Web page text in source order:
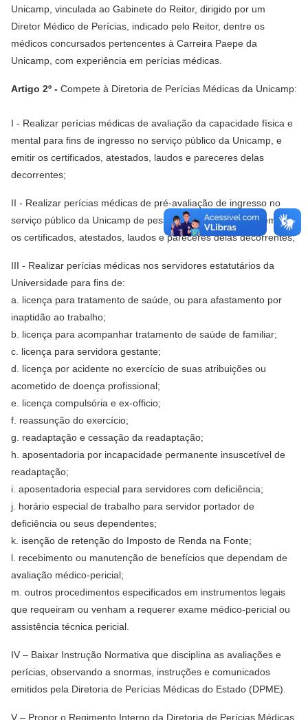
Unicamp, vinculada ao Gabinete do Reitor, dirigido por um
Diretor Médico de Perícias, indicado pelo Reitor, dentre os
médicos concursados pertencentes à Carreira Paepe da
Unicamp, com experiência em perícias médicas.
Artigo 2º - Compete à Diretoria de Perícias Médicas da Unicamp:
I - Realizar perícias médicas de avaliação da capacidade física e
mental para fins de ingresso no serviço público da Unicamp, e
emitir os certificados, atestados, laudos e pareceres delas
decorrentes;
II - Realizar perícias médicas de pré-avaliação de ingresso no
serviço público da Unicamp de pessoa com deficiência, e emitir
os certificados, atestados, laudos e pareceres delas decorrentes;
III - Realizar perícias médicas nos servidores estatutários da
Universidade para fins de:
a. licença para tratamento de saúde, ou para afastamento por
inaptidão ao trabalho;
b. licença para acompanhar tratamento de saúde de familiar;
c. licença para servidora gestante;
d. licença por acidente no exercício de suas atribuições ou
acometido de doença profissional;
e. licença compulsória e ex-officio;
f. reassunção do exercício;
g. readaptação e cessação da readaptação;
h. aposentadoria por incapacidade permanente insuscetível de
readaptação;
i. aposentadoria especial para servidores com deficiência;
j. horário especial de trabalho para servidor portador de
deficiência ou seus dependentes;
k. isenção de retenção do Imposto de Renda na Fonte;
l. recebimento ou manutenção de benefícios que dependam de
avaliação médico-pericial;
m. outros procedimentos especificados em instrumentos legais
que requeiram ou venham a requerer exame médico-pericial ou
assistência técnica pericial.
IV – Baixar Instrução Normativa que disciplina as avaliações e
perícias, observando a snormas, instruções e comunicados
emitidos pela Diretoria de Perícias Médicas do Estado (DPME).
V – Propor o Regimento Interno da Diretoria de Perícias Médicas